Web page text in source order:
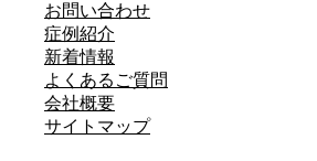
お問い合わせ
症例紹介
新着情報
よくあるご質問
会社概要
サイトマップ